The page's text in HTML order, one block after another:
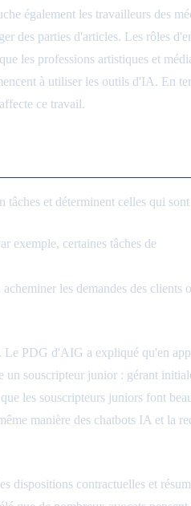
également les travailleurs des
des parties d'articles. Les rôles
les professions artistiques et
à utiliser les outils d'IA. En
ce travail.
et déterminent celles qui
exemple, certaines tâches de
les demandes des
Le PDG d'AIG a expliqué qu'en
souscripteur junior : gérant
les souscripteurs juniors font
manière des chatbots IA et la
dispositions contractuelles et